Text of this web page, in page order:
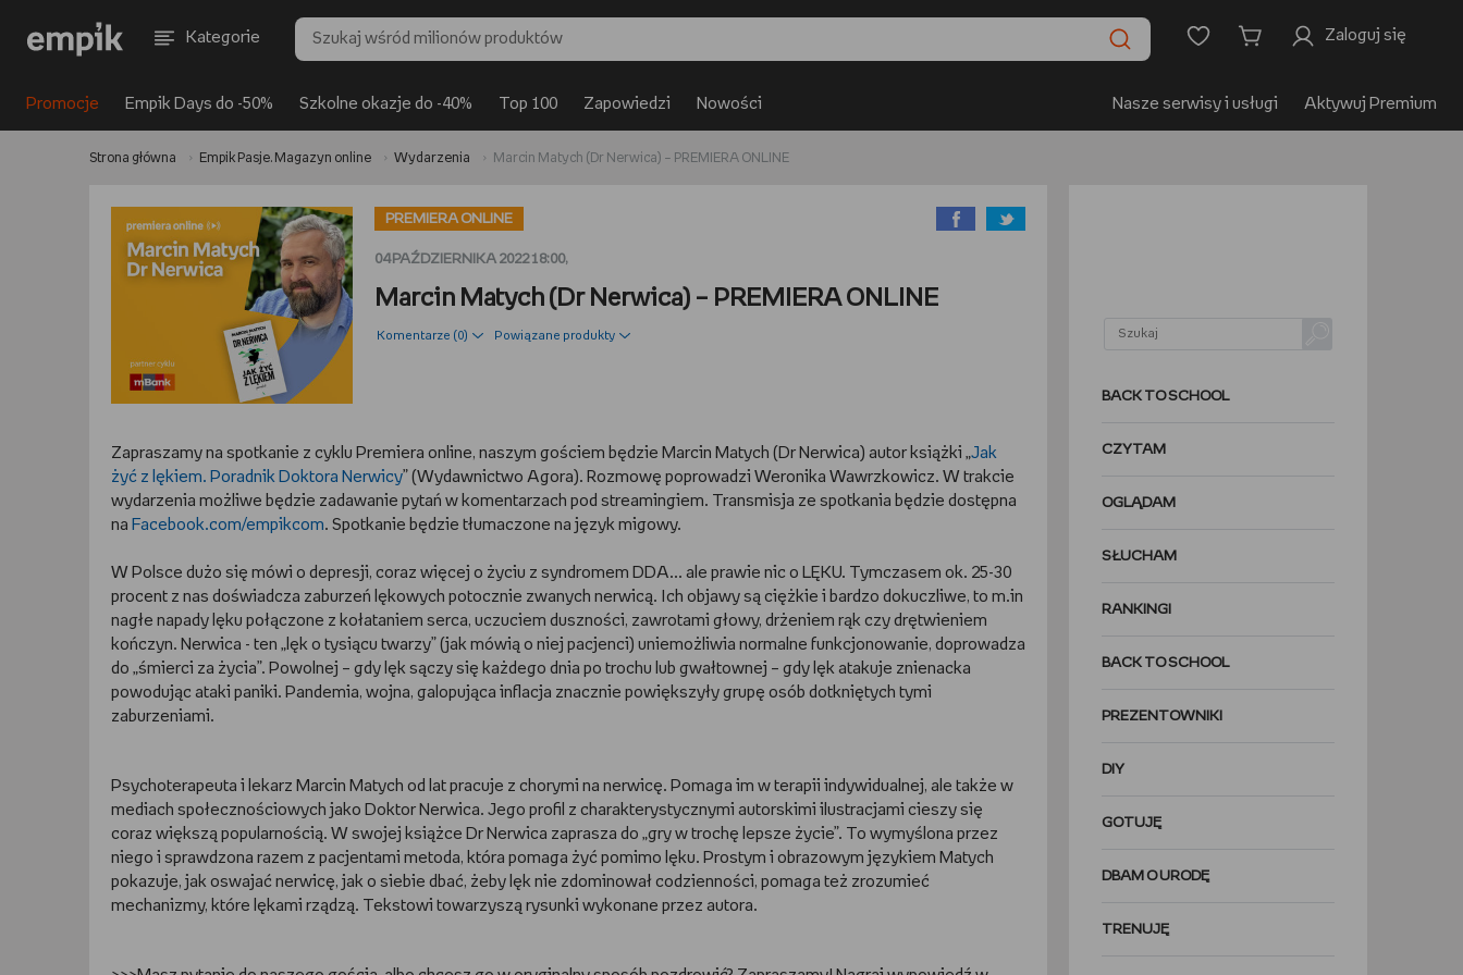
Kategorie Zaloguj się
Promocje Empik Days do -50% Szkolne okazje do -40% Top 100 Zapowiedzi Nowości Nasze serwisy i usługi Aktywuj Premium
Strona główna Empik Pasje. Magazyn online Wydarzenia Marcin Matych (Dr Nerwica) – PREMIERA ONLINE
PREMIERA ONLINE
04 PAŹDZIERNIKA 2022 18:00,
Marcin Matych (Dr Nerwica) – PREMIERA ONLINE
Komentarze (0) Powiązane produkty
Zapraszamy na spotkanie z cyklu Premiera online, naszym gościem będzie Marcin Matych (Dr Nerwica) autor książki „Jak
żyć z lękiem. Poradnik Doktora Nerwicy” (Wydawnictwo Agora). Rozmowę poprowadzi Weronika Wawrzkowicz. W trakcie
wydarzenia możliwe będzie zadawanie pytań w komentarzach pod streamingiem. Transmisja ze spotkania będzie dostępna
na Facebook.com/empikcom. Spotkanie będzie tłumaczone na język migowy.
W Polsce dużo się mówi o depresji, coraz więcej o życiu z syndromem DDA... ale prawie nic o LĘKU. Tymczasem ok. 25-30
procent z nas doświadcza zaburzeń lękowych potocznie zwanych nerwicą. Ich objawy są ciężkie i bardzo dokuczliwe, to m.in
nagłe napady lęku połączone z kołataniem serca, uczuciem duszności, zawrotami głowy, drżeniem rąk czy drętwieniem
kończyn. Nerwica - ten „lęk o tysiącu twarzy” (jak mówią o niej pacjenci) uniemożliwia normalne funkcjonowanie, doprowadza
do „śmierci za życia”. Powolnej – gdy lęk sączy się każdego dnia po trochu lub gwałtownej – gdy lęk atakuje znienacka
powodując ataki paniki. Pandemia, wojna, galopująca inflacja znacznie powiększyły grupę osób dotkniętych tymi
zaburzeniami.
Psychoterapeuta i lekarz Marcin Matych od lat pracuje z chorymi na nerwicę. Pomaga im w terapii indywidualnej, ale także w
mediach społecznościowych jako Doktor Nerwica. Jego profil z charakterystycznymi autorskimi ilustracjami cieszy się
coraz większą popularnością. W swojej książce Dr Nerwica zaprasza do „gry w trochę lepsze życie”. To wymyślona przez
niego i sprawdzona razem z pacjentami metoda, która pomaga żyć pomimo lęku. Prostym i obrazowym językiem Matych
pokazuje, jak oswajać nerwicę, jak o siebie dbać, żeby lęk nie zdominował codzienności, pomaga też zrozumieć
mechanizmy, które lękami rządzą. Tekstowi towarzyszą rysunki wykonane przez autora.
BACK TO SCHOOL
CZYTAM
OGLĄDAM
SŁUCHAM
RANKINGI
BACK TO SCHOOL
PREZENTOWNIKI
DIY
GOTUJĘ
DBAM O URODĘ
TRENUJĘ